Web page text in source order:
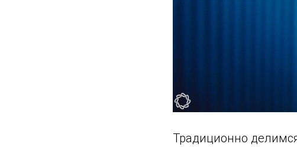
Традиционно